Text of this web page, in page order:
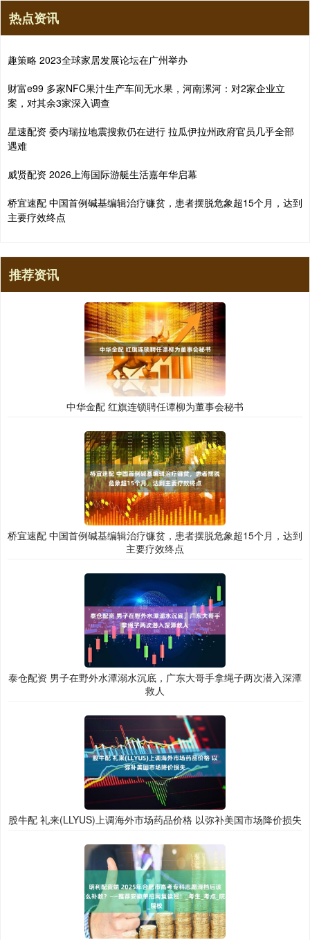
热点资讯
趣策略 2023全球家居发展论坛在广州举办
财富e99 多家NFC果汁生产车间无水果，河南漯河：对2家企业立
案，对其余3家深入调查
星速配资 委内瑞拉地震搜救仍在进行 拉瓜伊拉州政府官员几乎全部
遇难
威贤配资 2026上海国际游艇生活嘉年华启幕
桥宜速配 中国首例碱基编辑治疗镰贫，患者摆脱危象超15个月，达到
主要疗效终点
推荐资讯
中华金配 红旗连锁聘任谭柳为董事会秘书
桥宜速配 中国首例碱基编辑治疗镰贫，患者摆脱危象超15个月，达到
主要疗效终点
泰仓配资 男子在野外水潭溺水沉底，广东大哥手拿绳子两次潜入深潭
救人
股牛配 礼来(LLYUS)上调海外市场药品价格 以弥补美国市场降价损失